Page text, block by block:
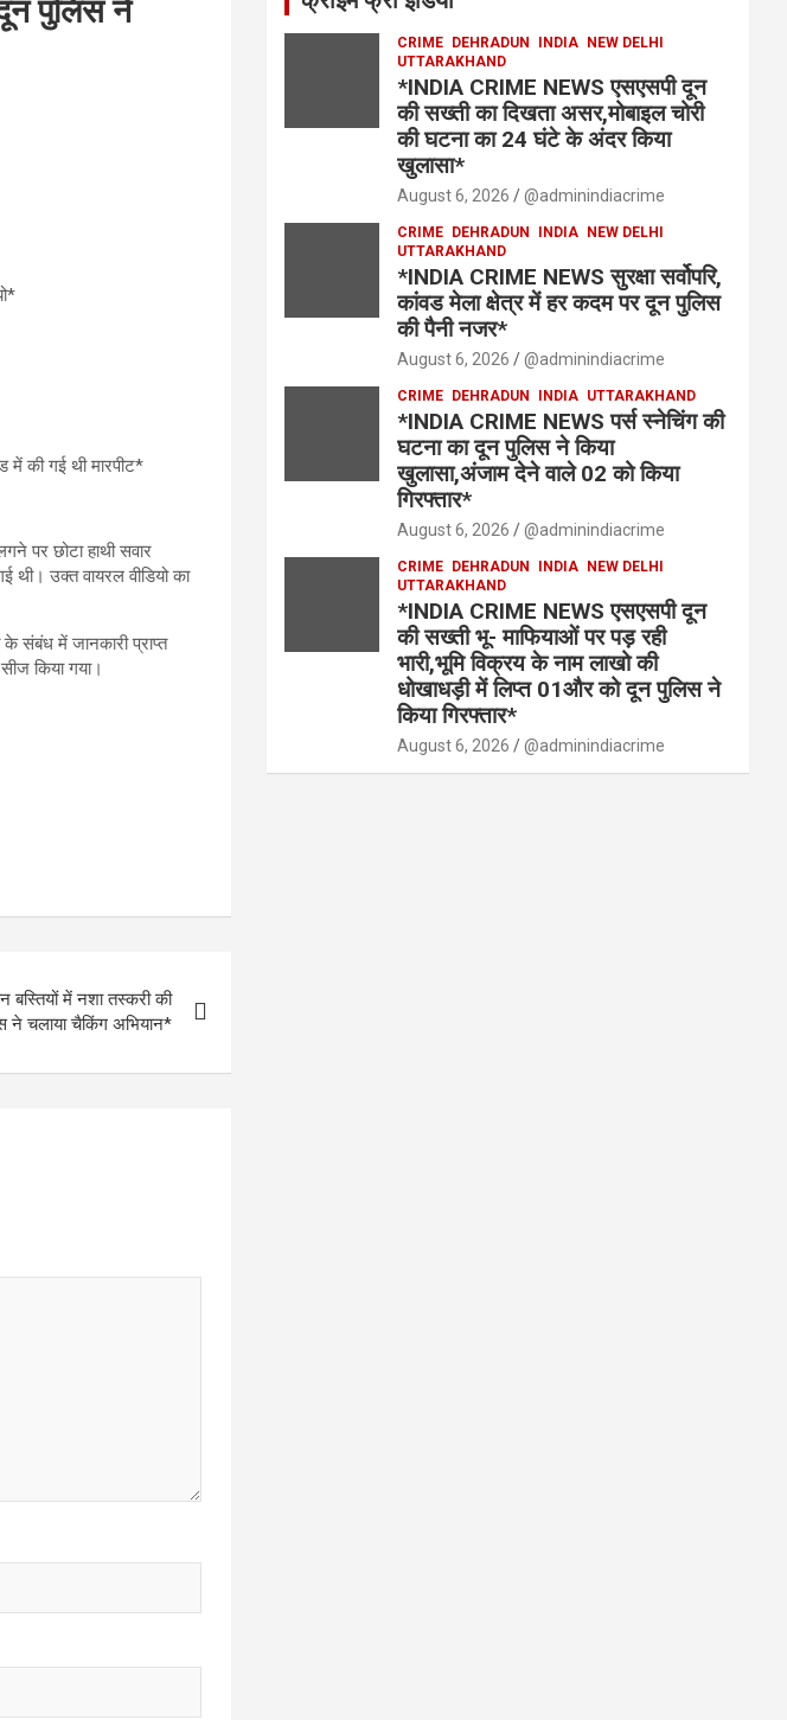
पुलिस ने
में की गई थी मारपीट*
पर छोटा हाथी सवार
थी। उक्त वायरल वीडियो का
के संबंध में जानकारी प्राप्त
किया गया।
बस्तियों में नशा तस्करी की
ने चलाया चैकिंग अभियान*
CRIME DEHRADUN INDIA
NEW DELHI
UTTARAKHAND
*INDIA CRIME NEWS एसएसपी दून
की सख्ती का दिखता असर,मोबाइल चोरी
की घटना का 24 घंटे के अंदर किया
खुलासा*
August 6, 2026 @adminindiacrime
CRIME DEHRADUN INDIA
NEW DELHI
UTTARAKHAND
*INDIA CRIME NEWS सुरक्षा सर्वोपरि,
कांवड मेला क्षेत्र में हर कदम पर दून पुलिस
की पैनी नजर*
August 6, 2026 @adminindiacrime
CRIME DEHRADUN INDIA UTTARAKHAND
*INDIA CRIME NEWS पर्स स्नेचिंग की
घटना का दून पुलिस ने किया
खुलासा,अंजाम देने वाले 02 को किया
गिरफ्तार*
August 6, 2026 @adminindiacrime
CRIME DEHRADUN INDIA
NEW DELHI
UTTARAKHAND
*INDIA CRIME NEWS एसएसपी दून
की सख्ती भू- माफियाओं पर पड़ रही
भारी,भूमि विक्रय के नाम लाखो की
धोखाधड़ी में लिप्त 01और को दून पुलिस ने
किया गिरफ्तार*
August 6, 2026 @adminindiacrime